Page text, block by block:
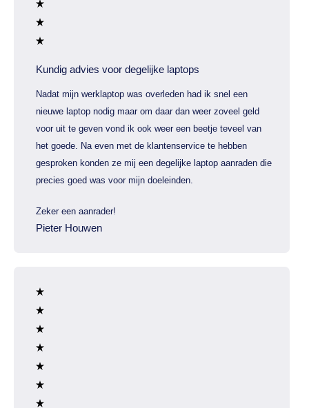
Kundig advies voor degelijke laptops
Nadat mijn werklaptop was overleden had ik snel een
nieuwe laptop nodig maar om daar dan weer zoveel geld
voor uit te geven vond ik ook weer een beetje teveel van
het goede. Na even met de klantenservice te hebben
gesproken konden ze mij een degelijke laptop aanraden die
precies goed was voor mijn doeleinden.
Zeker een aanrader!
Pieter Houwen